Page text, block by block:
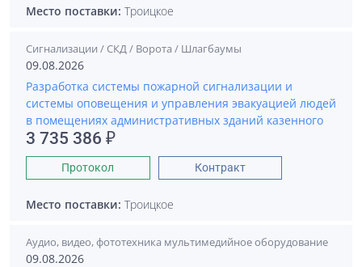
Место поставки: Троицкое
Сигнализации / СКД / Ворота / Шлагбаумы
09.08.2026
Разработка системы пожарной сигнализации и
системы оповещения и управления эвакуацией людей
в помещениях административных зданий казенного
3 735 386 ₽
Протокол Контракт
Место поставки: Троицкое
Аудио, видео, фототехника мультимедийное оборудование
09.08.2026